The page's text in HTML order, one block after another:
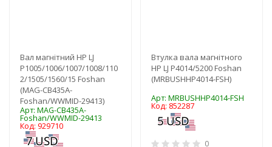
Вал магнітний HP LJ
P1005/1006/1007/1008/110
2/1505/1560/15 Foshan
(MAG-CB435A-
Foshan/WWMID-29413)
Арт: MAG-CB435A-
Foshan/WWMID-29413
Код: 929710
Втулка вала магнітного
HP LJ P4014/5200 Foshan
(MRBUSHHP4014-FSH)
Арт: MRBUSHHP4014-FSH
Код: 852287
0